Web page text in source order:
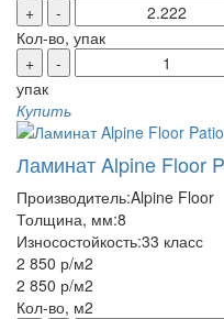
+
-
Кол-во, упак
+
-
упак
Купить
Ламинат Alpine Floor
Производитель:Alpine Floor
Толщина, мм:8
Износостойкость:33 класс
2 850 р/м2
2 850 р/м2
Кол-во, м2